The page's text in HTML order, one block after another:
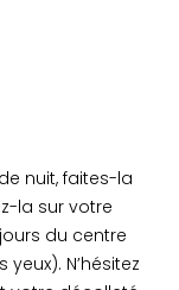
nuit, faites-la
la sur votre
du centre
N’hésitez